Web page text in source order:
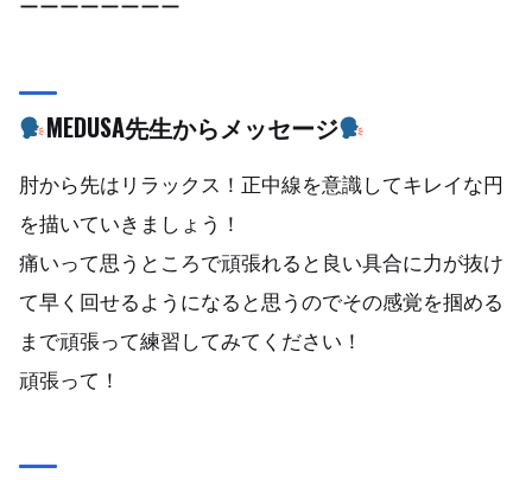
MEDUSA先生からメッセージ
肘から先はリラックス！正中線を意識してキレイな円
を描いていきましょう！
痛いって思うところで頑張れると良い具合に力が抜け
て早く回せるようになると思うのでその感覚を掴める
まで頑張って練習してみてください！
頑張って！